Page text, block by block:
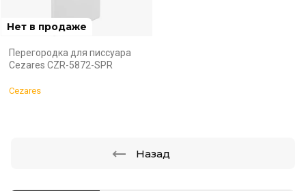
Нет в продаже
Перегородка для писсуара
Cezares CZR-5872-SPR
Cezares
Назад